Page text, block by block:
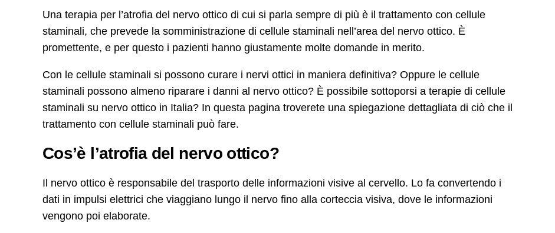
Una terapia per l’atrofia del nervo ottico di cui si parla sempre di più è il trattamento con cellule
staminali, che prevede la somministrazione di cellule staminali nell’area del nervo ottico. È
promettente, e per questo i pazienti hanno giustamente molte domande in merito.
Con le cellule staminali si possono curare i nervi ottici in maniera definitiva? Oppure le cellule
staminali possono almeno riparare i danni al nervo ottico? È possibile sottoporsi a terapie di cellule
staminali su nervo ottico in Italia? In questa pagina troverete una spiegazione dettagliata di ciò che il
trattamento con cellule staminali può fare.
Cos’è l’atrofia del nervo ottico?
Il nervo ottico è responsabile del trasporto delle informazioni visive al cervello. Lo fa convertendo i
dati in impulsi elettrici che viaggiano lungo il nervo fino alla corteccia visiva, dove le informazioni
vengono poi elaborate.